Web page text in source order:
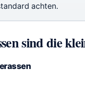
achten.
sind die